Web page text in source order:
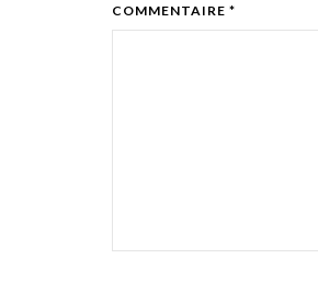
COMMENTAIRE *